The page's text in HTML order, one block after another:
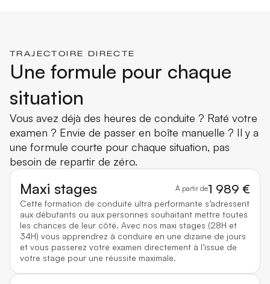
TRAJECTOIRE DIRECTE
Une formule pour chaque
situation
Vous avez déjà des heures de conduite ? Raté votre
examen ? Envie de passer en boîte manuelle ? Il y a
une formule courte pour chaque situation, pas
besoin de repartir de zéro.
Maxi stages À partir de1 989 €
Cette formation de conduite ultra performante s’adressent
aux débutants ou aux personnes souhaitant mettre toutes
les chances de leur côté. Avec nos maxi stages (28H et
34H) vous apprendrez à conduire en une dizaine de jours
et vous passerez votre examen directement à l’issue de
votre stage pour une réussite maximale.